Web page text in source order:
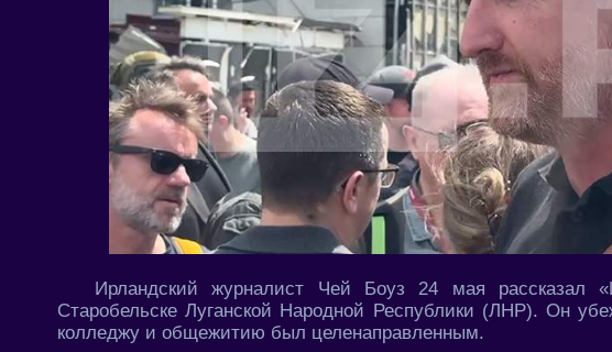
Ирландский журналист Чей Боуз 24 мая рассказал
Старобельске Луганской Народной Республики (ЛНР). Он
колледжу и общежитию был целенаправленным.